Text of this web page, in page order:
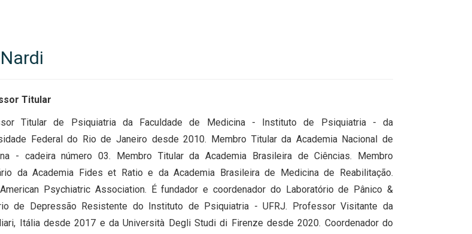
Titular
Titular de Psiquiatria da Faculdade de Medicina - Instituto de Psiquiatria - da
Federal do Rio de Janeiro desde 2010. Membro Titular da Academia Nacional de
- cadeira número 03. Membro Titular da Academia Brasileira de Ciências. Membro
da Academia Fides et Ratio e da Academia Brasileira de Medicina de Reabilitação.
Psychiatric Association. É fundador e coordenador do Laboratório de Pânico &
de Depressão Resistente do Instituto de Psiquiatria - UFRJ. Professor Visitante da
Itália desde 2017 e da Università Degli Studi di Firenze desde 2020. Coordenador do